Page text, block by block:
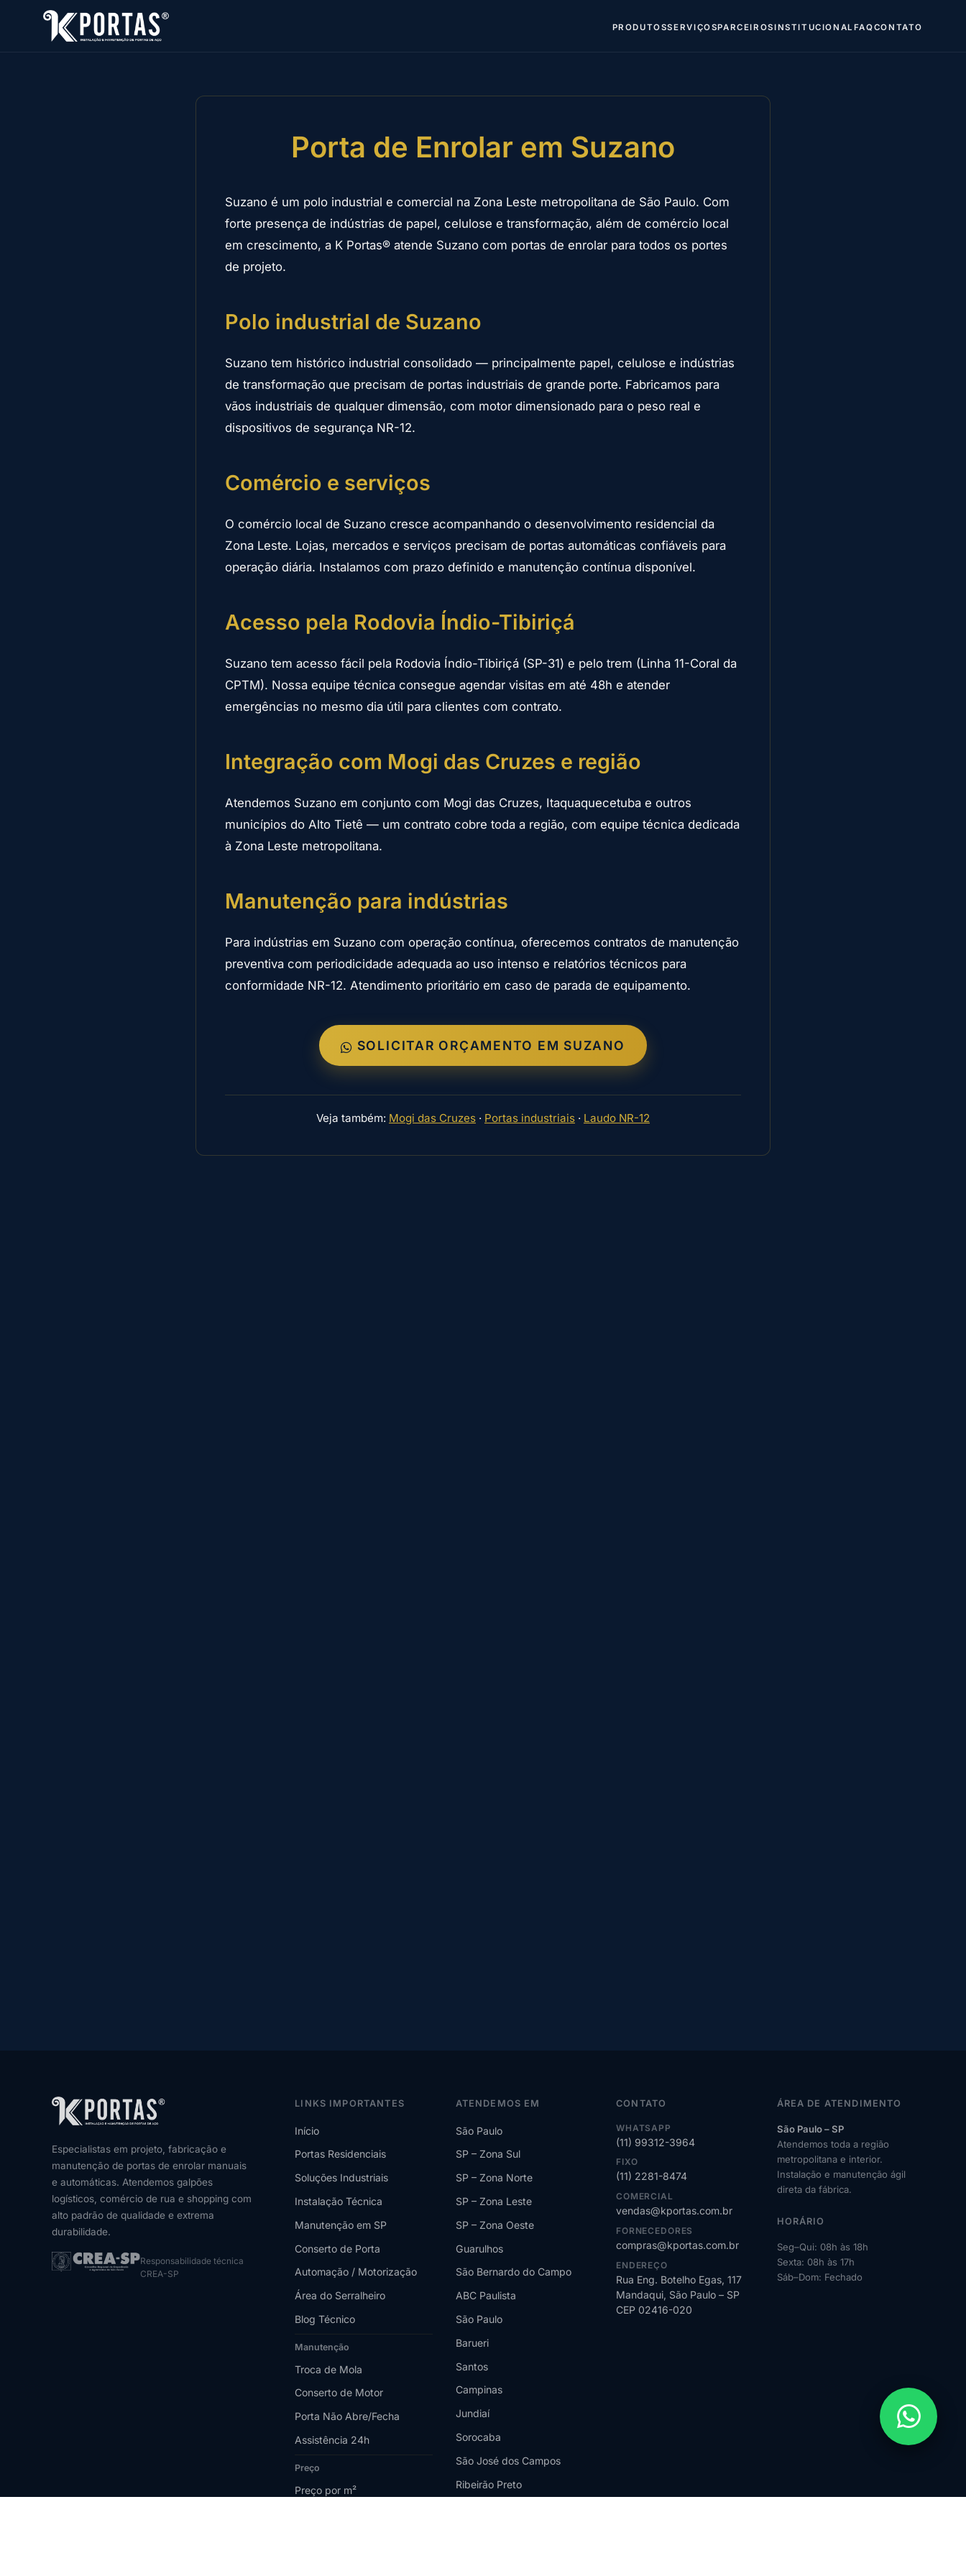
PRODUTOSSERVIÇOSPARCEIROS INSTITUCIONAL FAQCONTATO
Porta de Enrolar em Suzano
Suzano é um polo industrial e comercial na Zona Leste metropolitana de São Paulo. Com
forte presença de indústrias de papel, celulose e transformação, além de comércio local
em crescimento, a K Portas® atende Suzano com portas de enrolar para todos os portes
de projeto.
Polo industrial de Suzano
Suzano tem histórico industrial consolidado — principalmente papel, celulose e indústrias
de transformação que precisam de portas industriais de grande porte. Fabricamos para
vãos industriais de qualquer dimensão, com motor dimensionado para o peso real e
dispositivos de segurança NR-12.
Comércio e serviços
O comércio local de Suzano cresce acompanhando o desenvolvimento residencial da
Zona Leste. Lojas, mercados e serviços precisam de portas automáticas confiáveis para
operação diária. Instalamos com prazo definido e manutenção contínua disponível.
Acesso pela Rodovia Índio-Tibiriçá
Suzano tem acesso fácil pela Rodovia Índio-Tibiriçá (SP-31) e pelo trem (Linha 11-Coral da
CPTM). Nossa equipe técnica consegue agendar visitas em até 48h e atender
emergências no mesmo dia útil para clientes com contrato.
Integração com Mogi das Cruzes e região
Atendemos Suzano em conjunto com Mogi das Cruzes, Itaquaquecetuba e outros
municípios do Alto Tietê — um contrato cobre toda a região, com equipe técnica dedicada
à Zona Leste metropolitana.
Manutenção para indústrias
Para indústrias em Suzano com operação contínua, oferecemos contratos de manutenção
preventiva com periodicidade adequada ao uso intenso e relatórios técnicos para
conformidade NR-12. Atendimento prioritário em caso de parada de equipamento.
SOLICITAR ORÇAMENTO EM SUZANO
Veja também: Mogi das Cruzes · Portas industriais · Laudo NR-12
Especialistas em projeto, fabricação e
manutenção de portas de enrolar manuais
e automáticas. Atendemos galpões
logísticos, comércio de rua e shopping com
alto padrão de qualidade e extrema
durabilidade.
Responsabilidade técnica
CREA-SP
LINKS IMPORTANTES
Início
Portas Residenciais
Soluções Industriais
Instalação Técnica
Manutenção em SP
Conserto de Porta
Automação / Motorização
Área do Serralheiro
Blog Técnico
Manutenção
Troca de Mola
Conserto de Motor
Porta Não Abre/Fecha
Assistência 24h
Preço
Preço por m²
ATENDEMOS EM
São Paulo
SP – Zona Sul
SP – Zona Norte
SP – Zona Leste
SP – Zona Oeste
Guarulhos
São Bernardo do Campo
ABC Paulista
São Paulo
Barueri
Santos
Campinas
Jundiaí
Sorocaba
São José dos Campos
Ribeirão Preto
CONTATO
WHATSAPP
(11) 99312-3964
FIXO
(11) 2281-8474
COMERCIAL
vendas@kportas.com.br
FORNECEDORES
compras@kportas.com.br
ENDEREÇO
Rua Eng. Botelho Egas, 117
Mandaqui, São Paulo – SP
CEP 02416-020
ÁREA DE ATENDIMENTO
São Paulo – SP
Atendemos toda a região
metropolitana e interior.
Instalação e manutenção ágil
direta da fábrica.
HORÁRIO
Seg–Qui: 08h às 18h
Sexta: 08h às 17h
Sáb–Dom: Fechado